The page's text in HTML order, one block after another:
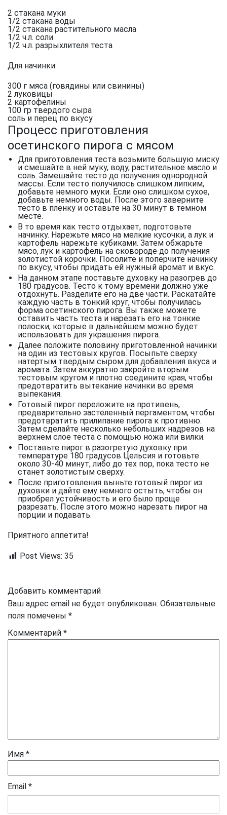
2 стакана муки
1/2 стакана воды
1/2 стакана растительного масла
1/2 ч.л. соли
1/2 ч.л. разрыхлителя теста
Для начинки:
300 г мяса (говядины или свинины)
2 луковицы
2 картофелины
100 гр твердого сыра
соль и перец по вкусу
Процесс приготовления
осетинского пирога с мясом
Для приготовления теста возьмите большую миску
и смешайте в ней муку, воду, растительное масло и
соль. Замешайте тесто до получения однородной
массы. Если тесто получилось слишком липким,
добавьте немного муки. Если оно слишком сухое,
добавьте немного воды. После этого заверните
тесто в пленку и оставьте на 30 минут в темном
месте.
В то время как тесто отдыхает, подготовьте
начинку. Нарежьте мясо на мелкие кусочки, а лук и
картофель нарежьте кубиками. Затем обжарьте
мясо, лук и картофель на сковороде до получения
золотистой корочки. Посолите и поперчите начинку
по вкусу, чтобы придать ей нужный аромат и вкус.
На данном этапе поставьте духовку на разогрев до
180 градусов. Тесто к тому времени должно уже
отдохнуть. Разделите его на две части. Раскатайте
каждую часть в тонкий круг, чтобы получилась
форма осетинского пирога. Вы также можете
оставить часть теста и нарезать его на тонкие
полоски, которые в дальнейшем можно будет
использовать для украшения пирога.
Далее положите половину приготовленной начинки
на один из тестовых кругов. Посыпьте сверху
натертым твердым сыром для добавления вкуса и
аромата. Затем аккуратно закройте вторым
тестовым кругом и плотно соедините края, чтобы
предотвратить вытекание начинки во время
выпекания.
Готовый пирог переложите на противень,
предварительно застеленный пергаментом, чтобы
предотвратить прилипание пирога к противню.
Затем сделайте несколько небольших надрезов на
верхнем слое теста с помощью ножа или вилки.
Поставьте пирог в разогретую духовку при
температуре 180 градусов Цельсия и готовьте
около 30-40 минут, либо до тех пор, пока тесто не
станет золотистым сверху.
После приготовления выньте готовый пирог из
духовки и дайте ему немного остыть, чтобы он
приобрел устойчивость и его было проще
разрезать. После этого можно нарезать пирог на
порции и подавать.
Приятного аппетита!
Post Views: 35
Добавить комментарий
Ваш адрес email не будет опубликован. Обязательные
поля помечены *
Комментарий *
Имя *
Email *